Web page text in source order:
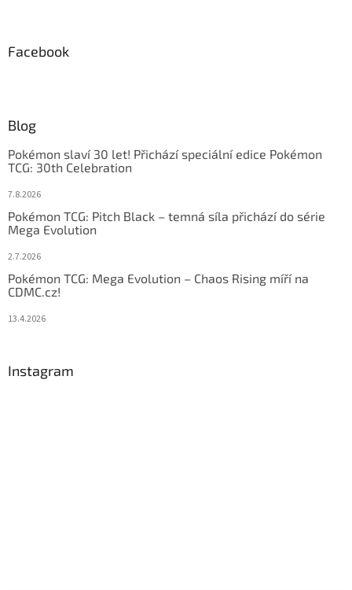
Facebook
Blog
Pokémon slaví 30 let! Přichází speciální edice Pokémon
TCG: 30th Celebration
7.8.2026
Pokémon TCG: Pitch Black – temná síla přichází do série
Mega Evolution
2.7.2026
Pokémon TCG: Mega Evolution – Chaos Rising míří na
CDMC.cz!
13.4.2026
Instagram